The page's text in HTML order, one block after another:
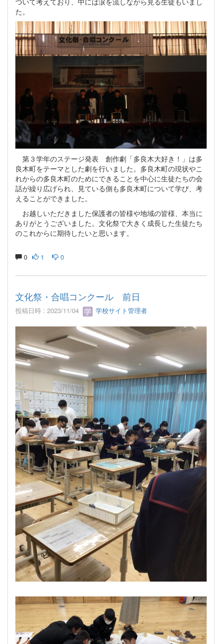
た。
第３学年のステージ発表 創作劇「多良木大好き！」は多
良木町をテーマとした劇を行いました。多良木町の現状やこ
れからの多良木町のためにできることを中心に生徒たちの会
話が繰り広げられ、見ている側も多良木町について学び、考
えることができました。
お越しいただきました保護者の皆様や地域の皆様、本当に
ありがとうございました。文化祭で大きく成長した生徒たち
のこれからに期待したいと思います。
0 1 0
文化祭・合唱コンクール 前日
投稿日時 : 2023/11/04 学校サイト管理者